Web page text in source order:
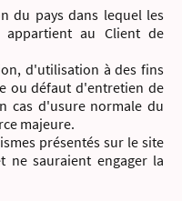
du pays dans lequel les
au Client de
d'utilisation à des fins
ou défaut d'entretien de
cas d'usure normale du
majeure.
présentés sur le site
ne sauraient engager la